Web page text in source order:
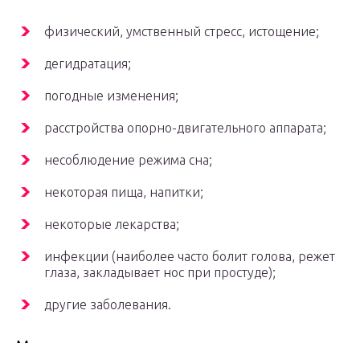
физический, умственный стресс, истощение;
дегидратация;
погодные изменения;
расстройства опорно-двигательного аппарата;
несоблюдение режима сна;
некоторая пища, напитки;
некоторые лекарства;
инфекции (наиболее часто болит голова, режет
глаза, закладывает нос при простуде);
другие заболевания.